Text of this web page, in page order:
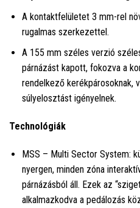
A kontaktfelületet 3 mm-rel
rugalmas szerkezettel.
A 155 mm széles verzió
párnázást kapott, fokozva a
rendelkező kerékpárosoknak,
súlyelosztást igényelnek.
Technológiák
MSS – Multi Sector System:
nyergen, minden zóna
párnázásból áll. Ezek az
alkalmazkodva a pedálozás